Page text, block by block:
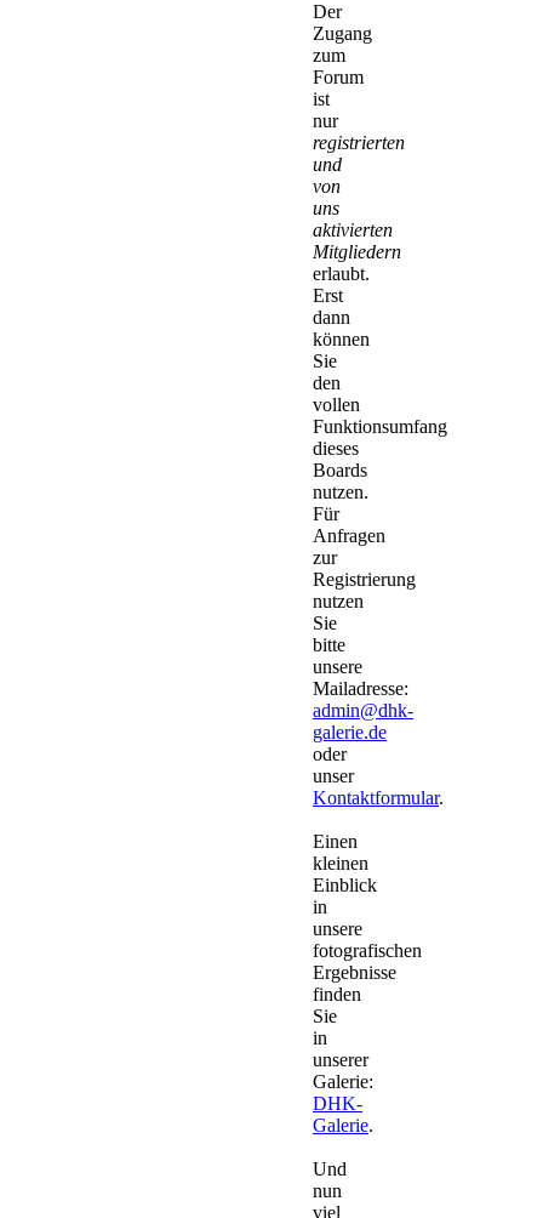
Der
Zugang
zum
Forum
ist
nur
registrierten
und
von
uns
aktivierten
Mitgliedern
erlaubt.
Erst
dann
können
Sie
den
vollen
Funktionsumfang
dieses
Boards
nutzen.
Für
Anfragen
zur
Registrierung
nutzen
Sie
bitte
unsere
Mailadresse:
admin@dhk-
galerie.de
oder
unser
Kontaktformular.
Einen
kleinen
Einblick
in
unsere
fotografischen
Ergebnisse
finden
Sie
in
unserer
Galerie:
DHK-
Galerie.
Und
nun
viel